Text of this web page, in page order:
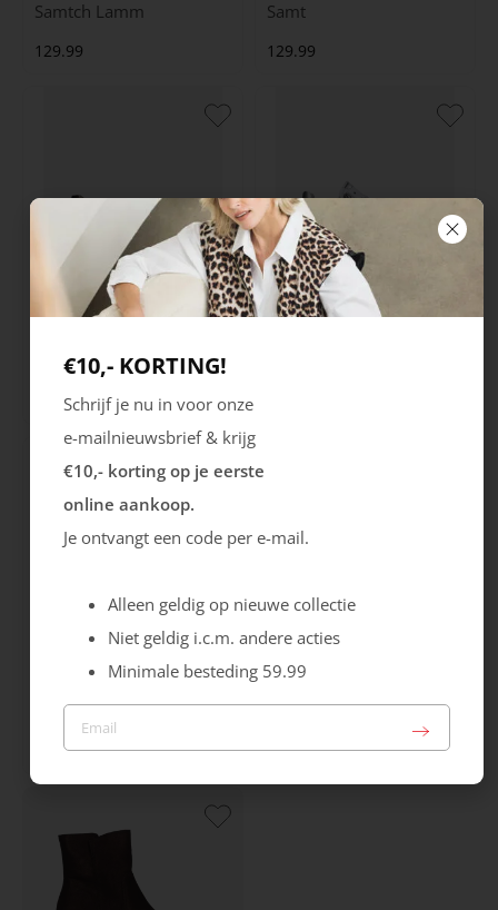
Samtch Lamm
129.99
Samt
129.99
Velour
129.99
Cervo
Sale 129.99 77.99
Gabor
Optifit
154.99
€10,- KORTING!
Schrijf je nu in voor onze
e-mailnieuwsbrief & krijg
€10,- korting op je eerste
online aankoop.
Je ontvangt een code per e-mail.
Alleen geldig op nieuwe collectie
Niet geldig i.c.m. andere acties
Minimale besteding 59.99